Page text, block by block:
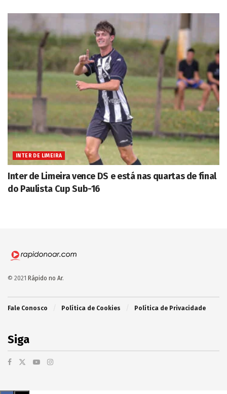
INTER DE LIMEIRA
Inter de Limeira vence DS e está nas quartas de final
do Paulista Cup Sub-16
© 2021 Rápido no Ar.
Fale Conosco Política de Cookies Política de Privacidade
Siga